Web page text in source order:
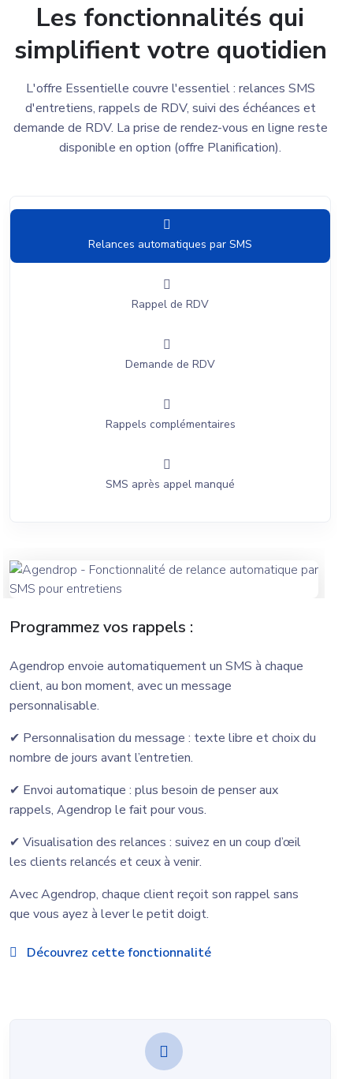
Les fonctionnalités qui
simplifient votre quotidien
L'offre Essentielle couvre l'essentiel : relances SMS
d'entretiens, rappels de RDV, suivi des échéances et
demande de RDV. La prise de rendez-vous en ligne reste
disponible en option (offre Planification).
Relances automatiques par SMS
Rappel de RDV
Demande de RDV
Rappels complémentaires
SMS après appel manqué
Programmez vos rappels :
Agendrop envoie automatiquement un SMS à chaque
client, au bon moment, avec un message
personnalisable.
✔ Personnalisation du message : texte libre et choix du
nombre de jours avant l’entretien.
✔ Envoi automatique : plus besoin de penser aux
rappels, Agendrop le fait pour vous.
✔ Visualisation des relances : suivez en un coup d’œil
les clients relancés et ceux à venir.
Avec Agendrop, chaque client reçoit son rappel sans
que vous ayez à lever le petit doigt.
Découvrez cette fonctionnalité